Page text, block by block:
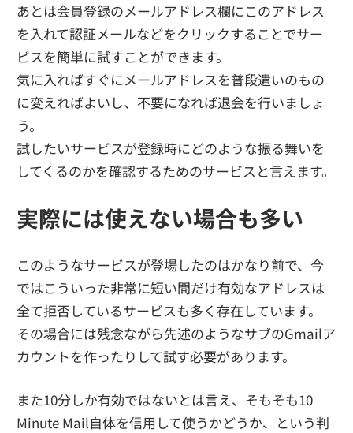
あとは会員登録のメールアドレス欄にこのアドレス
を入れて認証メールなどをクリックすることでサー
ビスを簡単に試すことができます。
気に入ればすぐにメールアドレスを普段遣いのもの
に変えればよいし、不要になれば退会を行いましょ
う。
試したいサービスが登録時にどのような振る舞いを
してくるのかを確認するためのサービスと言えます。
実際には使えない場合も多い
このようなサービスが登場したのはかなり前で、今
ではこういった非常に短い間だけ有効なアドレスは
全て拒否しているサービスも多く存在しています。
その場合には残念ながら先述のようなサブのGmailア
カウントを作ったりして試す必要があります。
また10分しか有効ではないとは言え、そもそも10
Minute Mail自体を信用して使うかどうか、という判